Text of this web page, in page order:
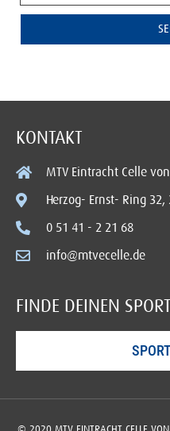
KONTAKT
MTV Eintracht Celle
Herzog- Ernst- Ring 32,
0 51 41 - 2 21 68
info@mtvecelle.de
FINDE DEINEN SPORT